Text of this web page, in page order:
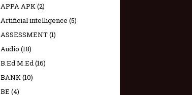
APPA APK(2)
Artificial intelligence (5)
ASSESSMENT(1)
Audio (18)
B.Ed M.Ed(16)
BANK(10)
BE (4)